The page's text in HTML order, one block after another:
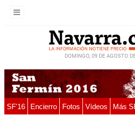
DOMINGO, 09 DE AGOSTO
SF'16 Encierro Fotos Vídeos Más